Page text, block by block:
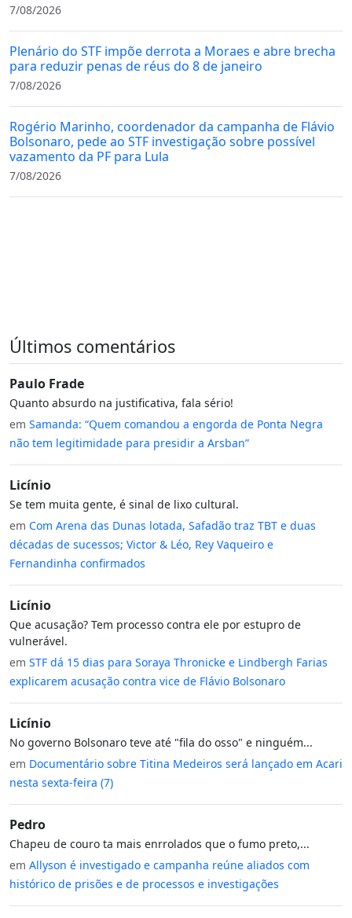
7/08/2026
Plenário do STF impõe derrota a Moraes e abre brecha
para reduzir penas de réus do 8 de janeiro
7/08/2026
Rogério Marinho, coordenador da campanha de Flávio
Bolsonaro, pede ao STF investigação sobre possível
vazamento da PF para Lula
7/08/2026
Últimos comentários
Paulo Frade
Quanto absurdo na justificativa, fala sério!
em Samanda: “Quem comandou a engorda de Ponta Negra
não tem legitimidade para presidir a Arsban”
Licínio
Se tem muita gente, é sinal de lixo cultural.
em Com Arena das Dunas lotada, Safadão traz TBT e duas
décadas de sucessos; Victor & Léo, Rey Vaqueiro e
Fernandinha confirmados
Licínio
Que acusação? Tem processo contra ele por estupro de
vulnerável.
em STF dá 15 dias para Soraya Thronicke e Lindbergh Farias
explicarem acusação contra vice de Flávio Bolsonaro
Licínio
No governo Bolsonaro teve até "fila do osso" e ninguém...
em Documentário sobre Titina Medeiros será lançado em Acari
nesta sexta-feira (7)
Pedro
Chapeu de couro ta mais enrrolados que o fumo preto,...
em Allyson é investigado e campanha reúne aliados com
histórico de prisões e de processos e investigações